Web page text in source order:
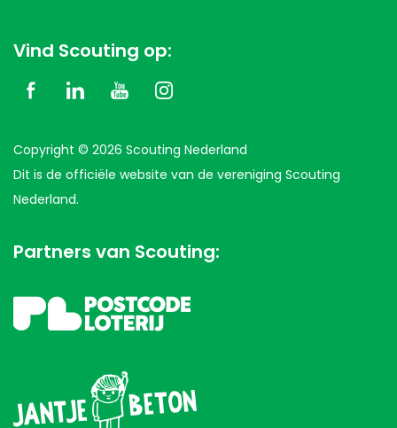
Vind Scouting op:
Copyright © 2026 Scouting Nederland
Dit is de officiële website van de vereniging Scouting
Nederland.
Partners van Scouting: